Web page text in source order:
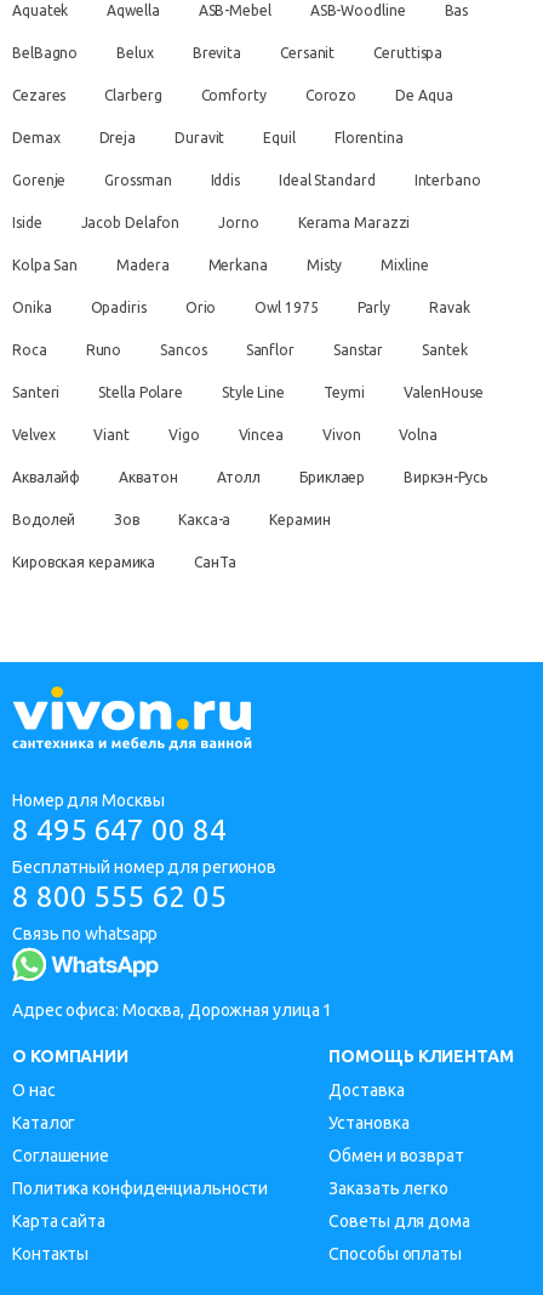
Aquatek Aqwella ASB-Mebel ASB-Woodline Bas
BelBagno Belux Brevita Cersanit Ceruttispa
Cezares Clarberg Comforty Corozo De Aqua
Demax Dreja Duravit Equil Florentina
Gorenje Grossman Iddis Ideal Standard Interbano
Iside Jacob Delafon Jorno Kerama Marazzi
Kolpa San Madera Merkana Misty Mixline
Onika Opadiris Orio Owl 1975 Parly Ravak
Roca Runo Sancos Sanflor Sanstar Santek
Santeri Stella Polare Style Line Teymi ValenHouse
Velvex Viant Vigo Vincea Vivon Volna
Аквалайф Акватон Атолл Бриклаер Виркэн-Русь
Водолей Зов Какса-а Керамин
Кировская керамика СанТа
Номер для Москвы
8 495 647 00 84
Бесплатный номер для регионов
8 800 555 62 05
Связь по whatsapp
Адрес офиса: Москва, Дорожная улица 1
О КОМПАНИИ
О нас
Каталог
Соглашение
Политика конфиденциальности
Карта сайта
Контакты
ПОМОЩЬ КЛИЕНТАМ
Доставка
Установка
Обмен и возврат
Заказать легко
Советы для дома
Способы оплаты